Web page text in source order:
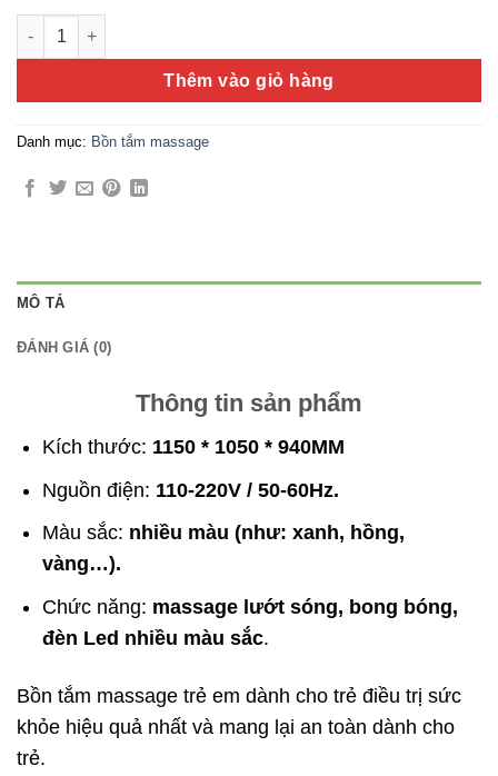
Bồn massage baby 09 số lượng
Thêm vào giỏ hàng
Danh mục: Bồn tắm massage
MÔ TẢ
ĐÁNH GIÁ (0)
Thông tin sản phẩm
Kích thước: 1150 * 1050 * 940MM
Nguồn điện: 110-220V / 50-60Hz.
Màu sắc: nhiều màu (như: xanh, hồng,
vàng…).
Chức năng: massage lướt sóng, bong bóng,
đèn Led nhiều màu sắc.
Bồn tắm massage trẻ em dành cho trẻ điều trị sức
khỏe hiệu quả nhất và mang lại an toàn dành cho
trẻ.